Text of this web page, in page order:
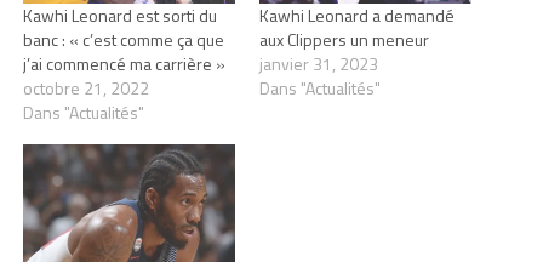
Kawhi Leonard est sorti du
banc : « c’est comme ça que
j’ai commencé ma carrière »
octobre 21, 2022
Dans "Actualités"
Kawhi Leonard a demandé
aux Clippers un meneur
janvier 31, 2023
Dans "Actualités"